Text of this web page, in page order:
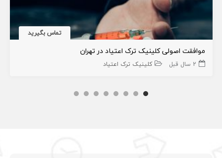
تماس بگیرید
موافقت اصولی کلینیک ترک اعتیاد در تهران
2 سال قبل کلینیک ترک اعتیاد